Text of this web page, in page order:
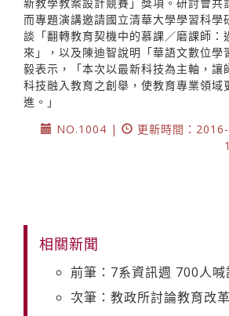
而專題演講邀請國立清華大學學習科學
談「翻轉教育契機中的慕課／磨課師：
來」，以及陳迪智說明「華語文數位學
毅表示，「本次以最新科技為主軸，讓
科技融入教育之創舉，使教育專業領域
進。」
NO.1004 |
更新時間：
相關新聞
前筆：7系資訊週 700人喊
次筆：教政所討論教育改